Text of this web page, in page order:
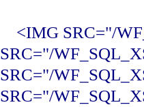
<IMG SRC="/
SRC="/
SRC="/
SRC="/